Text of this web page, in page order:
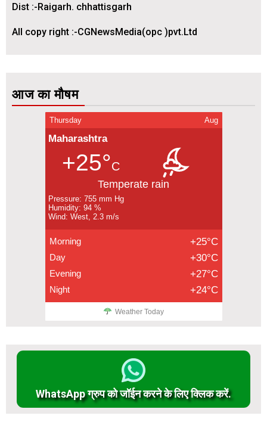
Dist :-Raigarh. chhattisgarh
All copy right :-CGNewsMedia(opc )pvt.Ltd
आज का मौषम
Thursday Aug
Maharashtra
+25°C
Temperate rain
Pressure: 755 mm Hg
Humidity: 94 %
Wind: West, 2.3 m/s
Morning +25°C
Day +30°C
Evening +27°C
Night +24°C
Weather Today
WhatsApp ग्रुप को जॉईन करने के लिए क्लिक करें.